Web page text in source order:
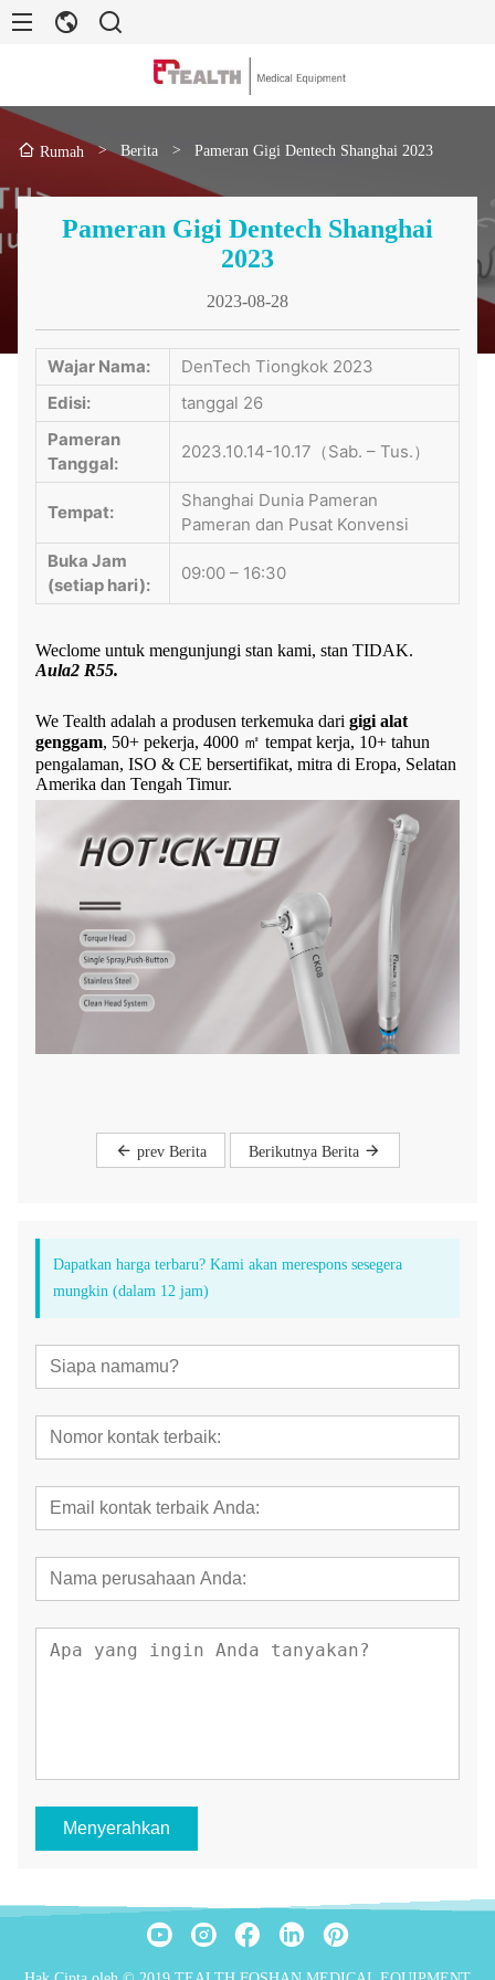
Rumah > Berita > Pameran Gigi Dentech Shanghai 2023
Pameran Gigi Dentech Shanghai
2023
2023-08-28
Wajar Nama:
DenTech Tiongkok 2023
Edisi:
tanggal 26
Pameran
Tanggal:
2023.10.14-10.17（Sab. – Tus.）
Tempat:
Shanghai Dunia Pameran
Pameran dan Pusat Konvensi
Buka Jam
(setiap hari):
09:00 – 16:30
Weclome untuk mengunjungi stan kami, stan TIDAK.
Aula2 R55.
We Tealth adalah a produsen terkemuka dari gigi alat
genggam, 50+ pekerja, 4000 ㎡ tempat kerja, 10+ tahun
pengalaman, ISO & CE bersertifikat, mitra di Eropa, Selatan
Amerika dan Tengah Timur.
prev Berita Berikutnya Berita
Dapatkan harga terbaru? Kami akan merespons sesegera
mungkin (dalam 12 jam)
Menyerahkan